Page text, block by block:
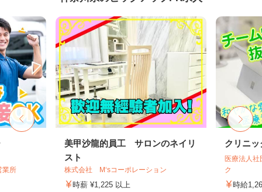
業所
美甲沙龍的員工 サロンのネイリ
スト
株式会社 M‘sコーポレーション
時薪 ¥1,225 以上
クリニ
医療法人
ク
時給